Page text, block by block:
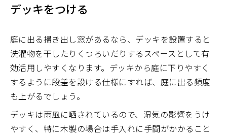
デッキをつける
庭に出る掃き出し窓があるなら、デッキを設置すると
洗濯物を干したりくつろいだりするスペースとして有
効活用しやすくなります。デッキから庭に下りやすく
するように段差を設ける仕様にすれば、庭に出る頻度
も上がるでしょう。
デッキは雨風に晒されているので、湿気の影響をうけ
やすく、特に木製の場合は手入れに手間がかかること